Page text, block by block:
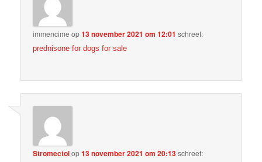
immencime op13 november 2021 om 12:01 schreef:
prednisone for dogs for sale
Stromectolop13 november 2021 om 20:13schreef: